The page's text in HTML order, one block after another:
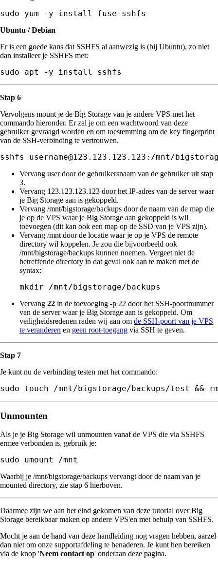
sudo yum -y install fuse-sshfs
Ubuntu / Debian
Er is een goede kans dat SSHFS al aanwezig is (bij Ubuntu), zo niet
dan installeer je SSHFS met:
sudo apt -y install sshfs
Stap 6
Vervolgens mount je de Big Storage van je andere VPS met het
commando hieronder. Er zal je om een wachtwoord van deze
gebruiker gevraagd worden en om toestemming om de key fingerprint
van de SSH-verbinding te vertrouwen.
sshfs username@123.123.123.123:/mnt/
Vervang user door de gebruikersnaam van de gebruiker uit stap
3.
Vervang 123.123.123.123 door het IP-adres van de server waar
je Big Storage aan is gekoppeld.
Vervang /mnt/bigstorage/backups door de naam van de map die
je op de VPS waar je Big Storage aan gekoppeld is wil
toevoegen (dit kan ook een map op de SSD van je VPS zijn).
Vervang /mnt door de locatie waar je op je VPS de remote
directory wil koppelen. Je zou die bijvoorbeeld ook
/mnt/bigstorage/backups kunnen noemen. Vergeet niet de
betreffende directory in dat geval ook aan te maken met de
syntax:
Vervang 22 in de toevoeging -p 22 door het SSH-poortnummer
van de server waar je Big Storage aan is gekoppeld. Om
veiligheidsredenen raden wij aan om de SSH-poort van je VPS
te veranderen en geen root-toegang via SSH te geven.
Stap 7
Je kunt nu de verbinding testen met het commando:
sudo touch /mnt/bigstorage/backups/test &&
Unmounten
Als je je Big Storage wil unmounten vanaf de VPS die via SSHFS
ermee verbonden is, gebruik je:
sudo umount /mnt
Waarbij je /mnt/bigstorage/backups vervangt door de naam van je
mounted directory, zie stap 6 hierboven.
Daarmee zijn we aan het eind gekomen van deze tutorial over Big
Storage bereikbaar maken op andere VPS'en met behulp van SSHFS.
Mocht je aan de hand van deze handleiding nog vragen hebben, aarzel
dan niet om onze supportafdeling te benaderen. Je kunt hen bereiken
via de knop 'Neem contact op' onderaan deze pagina.